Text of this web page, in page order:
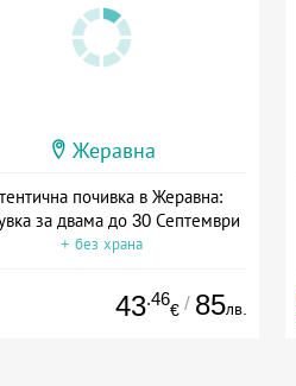
Жеравна
почивка в Жеравна:
за двама до 30 Септември
+ без храна
43.46
€ / 85лв.